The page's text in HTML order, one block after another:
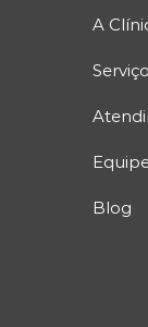
A
Blog